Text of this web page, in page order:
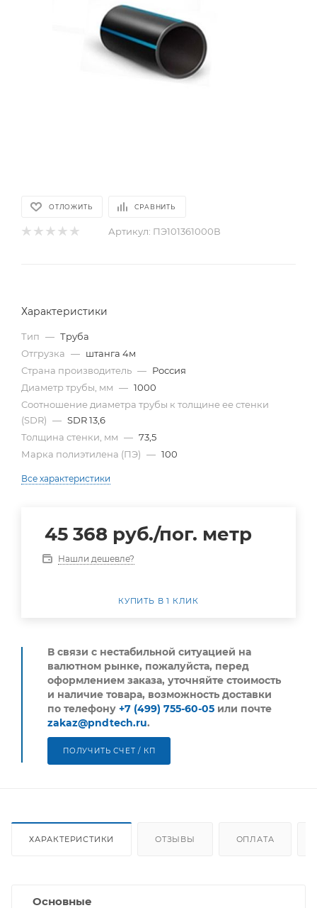
ОТЛОЖИТЬ СРАВНИТЬ
Артикул: ПЭ101361000В
Характеристики
Тип — Труба
Отгрузка — штанга 4м
Страна производитель — Россия
Диаметр трубы, мм — 1000
Cоотношение диаметра трубы к толщине ее стенки
(SDR) — SDR 13,6
Толщина стенки, мм — 73,5
Марка полиэтилена (ПЭ) — 100
Все характеристики
45 368 руб./пог. метр
Нашли дешевле?
КУПИТЬ В 1 КЛИК
В связи с нестабильной ситуацией на
валютном рынке, пожалуйста, перед
оформлением заказа, уточняйте стоимость
и наличие товара, возможность доставки
по телефону +7 (499) 755-60-05 или почте
zakaz@pndtech.ru.
ПОЛУЧИТЬ СЧЕТ / КП
ХАРАКТЕРИСТИКИ ОТЗЫВЫ ОПЛАТА
Основные